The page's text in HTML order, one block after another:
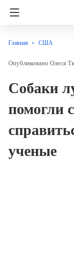
Главная США
Олеся
Собаки
помогли
ученые